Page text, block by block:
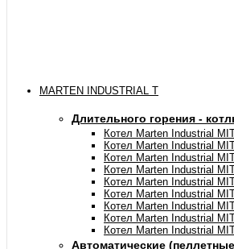
MARTEN INDUSTRIAL T
Длительного горения -
Котел Marten Industrial
Котел Marten Industrial
Котел Marten Industrial
Котел Marten Industrial
Котел Marten Industrial
Котел Marten Industrial
Котел Marten Industrial
Котел Marten Industrial
Котел Marten Industrial
Автоматические